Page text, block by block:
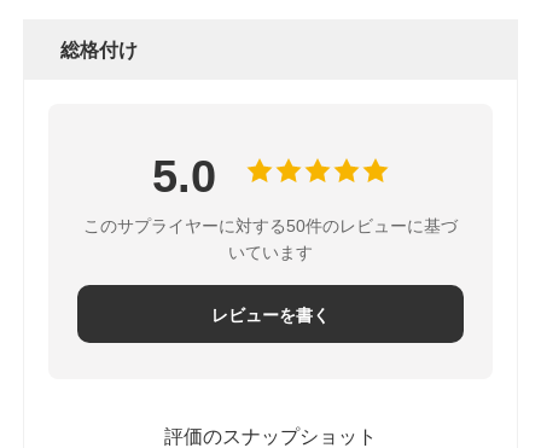
総格付け
5.0
このサプライヤーに対する50件のレビューに基づ
いています
レビューを書く
評価のスナップショット